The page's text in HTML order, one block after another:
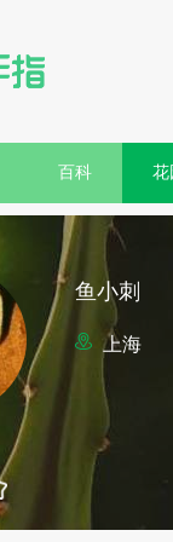
百科 花
鱼小刺
上海